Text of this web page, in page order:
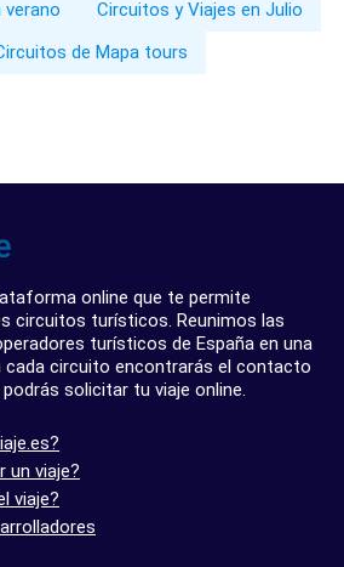
verano
Circuitos y Viajes en Julio
de Mapa tours
online que te permite
circuitos turísticos. Reunimos las
turísticos de España en una
cada circuito encontrarás el contacto
solicitar tu viaje online.
un viaje?
viaje?